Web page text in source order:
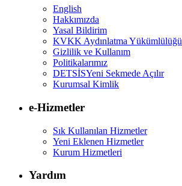
English
Hakkımızda
Yasal Bildirim
KVKK Aydınlatma Yükümlülüğü
Gizlilik ve Kullanım
Politikalarımız
DETSİSYeni Sekmede Açılır
Kurumsal Kimlik
e-Hizmetler
Sık Kullanılan Hizmetler
Yeni Eklenen Hizmetler
Kurum Hizmetleri
Yardım